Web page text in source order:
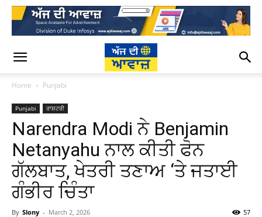
Home Punjabi
Punjabi ਰਾਸ਼ਟਰੀ
Narendra Modi ਨੇ Benjamin
Netanyahu ਨਾਲ ਕੀਤੀ ਫੋਨ
ਗੱਲਬਾਤ, ਖੇਤਰੀ ਤਣਾਅ ‘ਤੇ ਜਤਾਈ
ਗੰਭੀਰ ਚਿੰਤਾ
By Slony - March 2, 2026 57